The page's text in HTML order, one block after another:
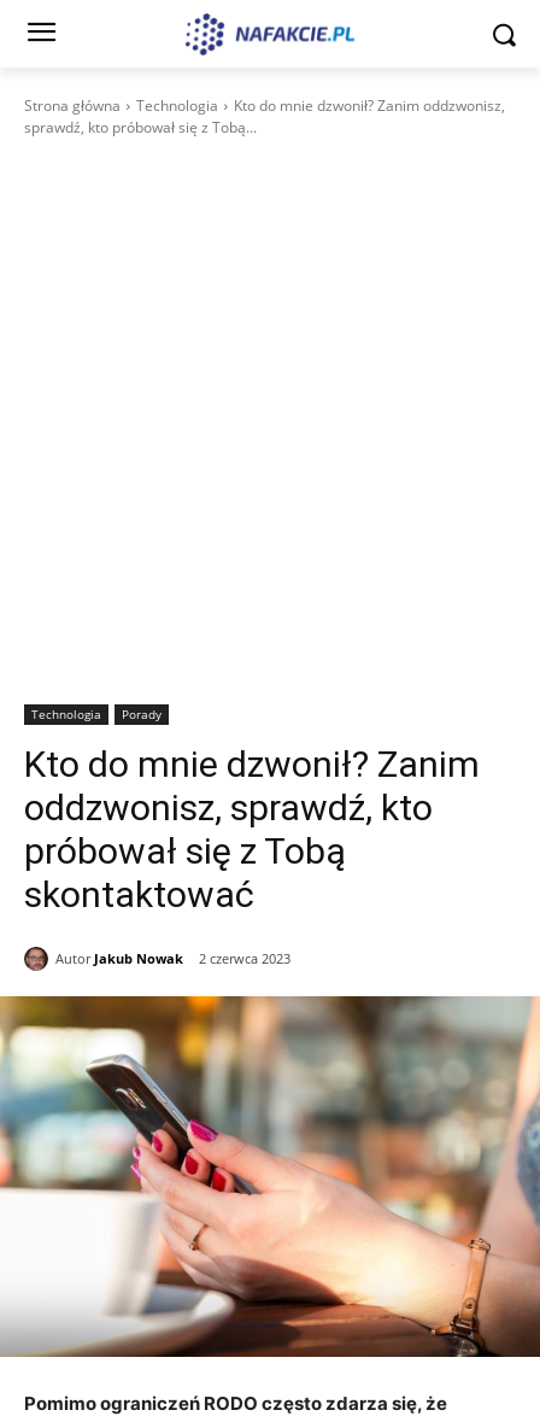
Strona główna Technologia
Kto do mnie dzwonił? Zanim oddzwonisz,
sprawdź, kto próbował się z Tobą...
Technologia Porady
Kto do mnie dzwonił? Zanim
oddzwonisz, sprawdź, kto
próbował się z Tobą
skontaktować
Autor Jakub Nowak 2 czerwca 2023
Pomimo ograniczeń RODO często zdarza się, że